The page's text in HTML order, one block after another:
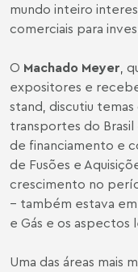
mundo inteiro
comerciais para
O Machado Meyer,
expositores e
stand, discutiu
transportes do
de financiamento e
de Fusões e
crescimento no
– também estava
e Gás e os aspectos
Uma das áreas mais